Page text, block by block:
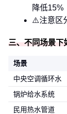
降低15%
⚠️注意区
三、不同场景下
场景
中央空调循环水
锅炉给水系统
民用热水管道